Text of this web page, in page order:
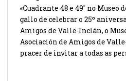
«Cuadrante 48 e 49″ no Museo
gallo de celebrar o 25º
Amigos de Valle-Inclán, o
Asociación de Amigos de
pracer de invitar a todas as